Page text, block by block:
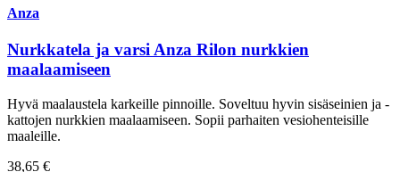
Anza
Nurkkatela ja varsi Anza Rilon nurkkien
maalaamiseen
Hyvä maalaustela karkeille pinnoille. Soveltuu hyvin sisäseinien ja -
kattojen nurkkien maalaamiseen. Sopii parhaiten vesiohenteisille
maaleille.
38,65 €